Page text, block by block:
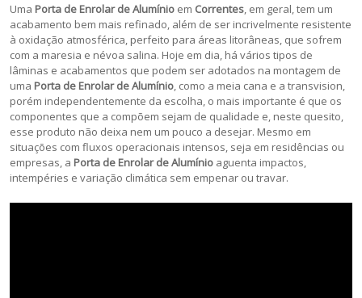
Uma Porta de Enrolar de Alumínio em Correntes, em geral, tem um
acabamento bem mais refinado, além de ser incrivelmente resistente
à oxidação atmosférica, perfeito para áreas litorâneas, que sofrem
com a maresia e névoa salina. Hoje em dia, há vários tipos de
lâminas e acabamentos que podem ser adotados na montagem de
uma Porta de Enrolar de Alumínio, como a meia cana e a transvision,
porém independentemente da escolha, o mais importante é que os
componentes que a compõem sejam de qualidade e, neste quesito,
esse produto não deixa nem um pouco a desejar. Mesmo em
situações com fluxos operacionais intensos, seja em residências ou
empresas, a Porta de Enrolar de Alumínio aguenta impactos,
intempéries e variação climática sem empenar ou travar.